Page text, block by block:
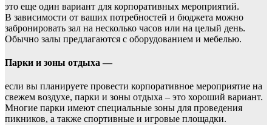
это еще один вариант для корпоративных мероприятий.
В зависимости от ваших потребностей и бюджета можно
забронировать зал на несколько часов или на целый день.
Обычно залы предлагаются с оборудованием и мебелью.
Парки и зоны отдыха —
если вы планируете провести корпоративное мероприятие на
свежем воздухе, парки и зоны отдыха – это хороший вариант.
Многие парки имеют специальные зоны для проведения
пикников, а также спортивные и игровые площадки.